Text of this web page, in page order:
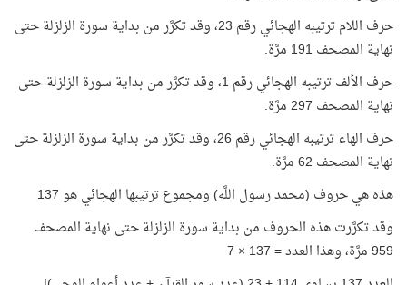
حرف اللام ترتيبه الهجائي رقم 23، وقد تكرَّر من بداية سورة الزلزلة حتى
نهاية المصحف 191 مرَّة.
حرف الألف ترتيبه الهجائي رقم 1، وقد تكرَّر من بداية سورة الزلزلة حتى
نهاية المصحف 297 مرَّة.
حرف الهاء ترتيبه الهجائي رقم 26، وقد تكرَّر من بداية سورة الزلزلة حتى
نهاية المصحف 62 مرَّة.
هذه هي حروف (محمد رسول اللَّه) ومجموع ترتيبها الهجائي هو 137
وقد تكرَّرت هذه الحروف من بداية سورة الزلزلة حتى نهاية المصحف
959 مرَّة، وهذا العدد = 137 × 7